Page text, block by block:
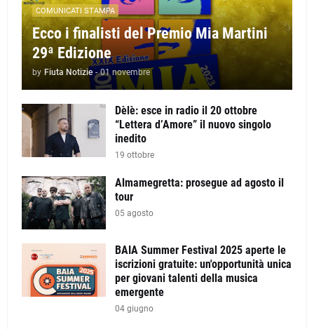
COMUNICATI STAMPA
Ecco i finalisti del Premio Mia Martini
29ª Edizione
by Fiuta Notizie - 01 novembre
Dèlè: esce in radio il 20 ottobre
“Lettera d’Amore” il nuovo singolo
inedito
19 ottobre
Almamegretta: prosegue ad agosto il
tour
05 agosto
BAIA Summer Festival 2025 aperte le
iscrizioni gratuite: un'opportunità unica
per giovani talenti della musica
emergente
04 giugno